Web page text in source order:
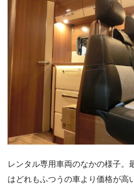
レンタル専用車両のなかの様子。
はどれもふつうの車より価格が高